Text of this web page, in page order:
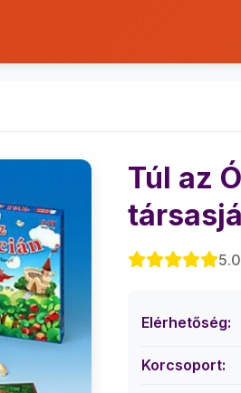
Túl az
Elérhetőség:
Korcsoport: